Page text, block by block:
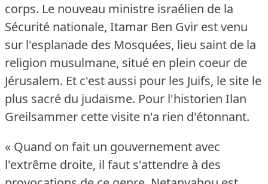
corps. Le nouveau ministre israélien de la
Sécurité nationale, Itamar Ben Gvir est venu
sur l'esplanade des Mosquées, lieu saint de la
religion musulmane, situé en plein coeur de
Jérusalem. Et c'est aussi pour les Juifs, le site le
plus sacré du judaïsme. Pour l'historien Ilan
Greilsammer cette visite n'a rien d'étonnant.
« Quand on fait un gouvernement avec
l'extrême droite, il faut s'attendre à des